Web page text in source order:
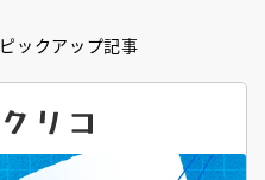
ピックアップ記事